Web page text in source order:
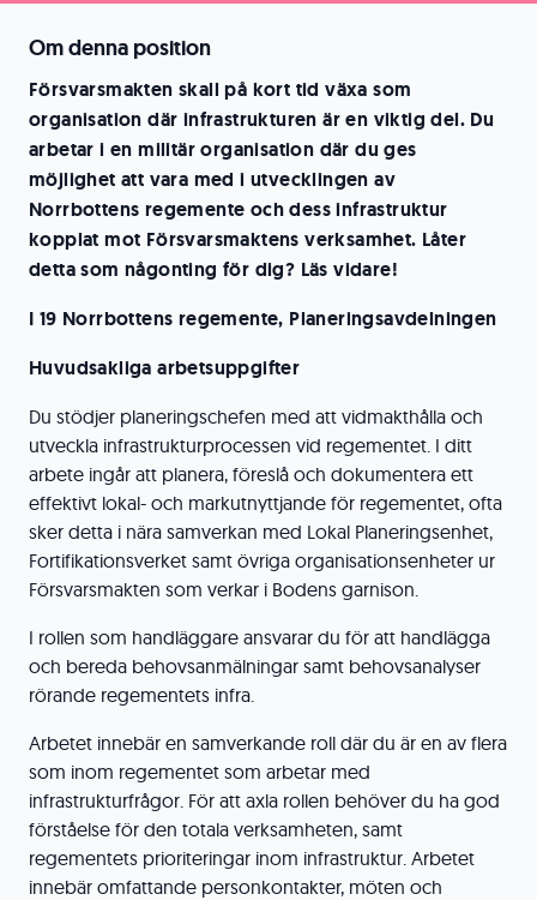
Om denna position
Försvarsmakten skall på kort tid växa som
organisation där infrastrukturen är en viktig del. Du
arbetar i en militär organisation där du ges
möjlighet att vara med i utvecklingen av
Norrbottens regemente och dess infrastruktur
kopplat mot Försvarsmaktens verksamhet. Låter
detta som någonting för dig? Läs vidare!
I 19 Norrbottens regemente, Planeringsavdelningen
Huvudsakliga arbetsuppgifter
Du stödjer planeringschefen med att vidmakthålla och
utveckla infrastrukturprocessen vid regementet. I ditt
arbete ingår att planera, föreslå och dokumentera ett
effektivt lokal- och markutnyttjande för regementet, ofta
sker detta i nära samverkan med Lokal Planeringsenhet,
Fortifikationsverket samt övriga organisationsenheter ur
Försvarsmakten som verkar i Bodens garnison.
I rollen som handläggare ansvarar du för att handlägga
och bereda behovsanmälningar samt behovsanalyser
rörande regementets infra.
Arbetet innebär en samverkande roll där du är en av flera
som inom regementet som arbetar med
infrastrukturfrågor. För att axla rollen behöver du ha god
förståelse för den totala verksamheten, samt
regementets prioriteringar inom infrastruktur. Arbetet
innebär omfattande personkontakter, möten och